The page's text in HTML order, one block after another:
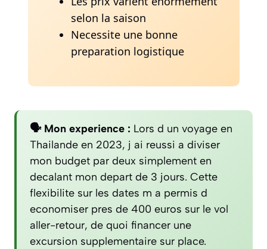
selon la saison
Necessite une bonne
preparation logistique
🗣️ Mon experience : Lors d un voyage en
Thailande en 2023, j ai reussi a diviser
mon budget par deux simplement en
decalant mon depart de 3 jours. Cette
flexibilite sur les dates m a permis d
economiser pres de 400 euros sur le vol
aller-retour, de quoi financer une
excursion supplementaire sur place.